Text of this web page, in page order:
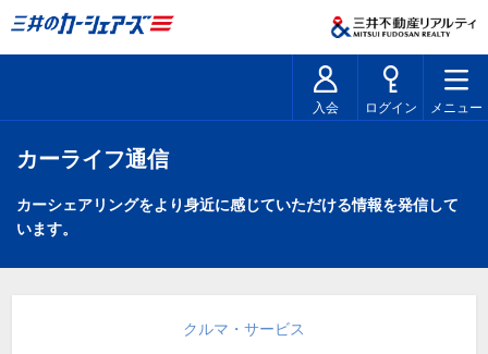
入会 ログイン メニュー
カーライフ通信
カーシェアリングをより身近に感じていただける情報を発信して
います。
クルマ・サービス